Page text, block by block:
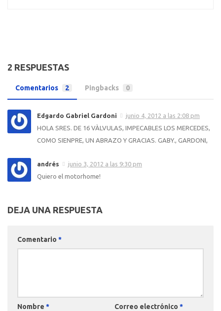
2 RESPUESTAS
Comentarios 2 Pingbacks 0
Edgardo Gabriel Gardoni
junio 4, 2012 a las 2:08 pm
HOLA SRES. DE 16 VÀLVULAS, IMPECABLES LOS MERCEDES,
COMO SIENPRE, UN ABRAZO Y GRACIAS. GABY., GARDONI,
andrés
junio 3, 2012 a las 9:30 pm
Quiero el motorhome!
DEJA UNA RESPUESTA
Comentario *
Nombre * Correo electrónico *